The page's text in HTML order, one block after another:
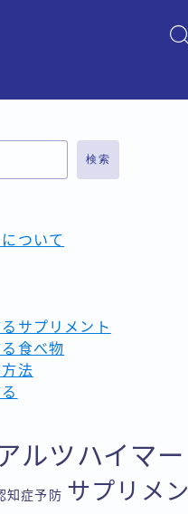
検索
ついて
サプリメント
食べ物
法
ルツハイマー
知症予防 サプリメン